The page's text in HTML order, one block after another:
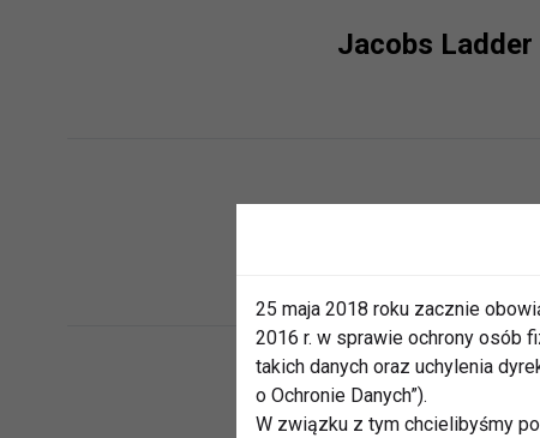
Jacobs
Trening na
Drabina
25 maja 2018 roku zacznie
2016 r. w sprawie ochrony osób
takich danych oraz uchylenia
o Ochronie Danych”).
W związku z tym chcielibyśmy